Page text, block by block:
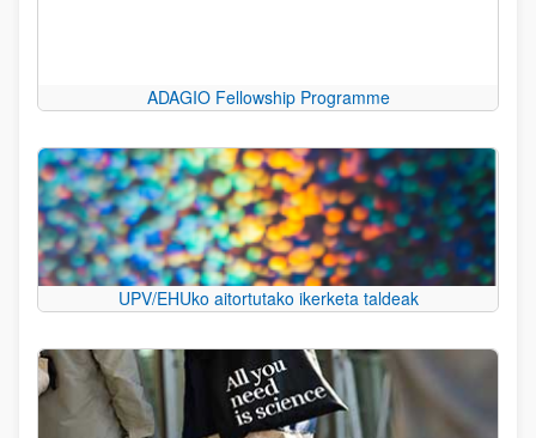
ADAGIO Fellowship Programme
UPV/EHUko aitortutako ikerketa taldeak